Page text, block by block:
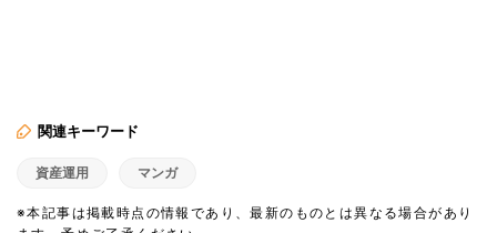
関連キーワード
資産運用 マンガ
※本記事は掲載時点の情報であり、最新のものとは異なる場合があり